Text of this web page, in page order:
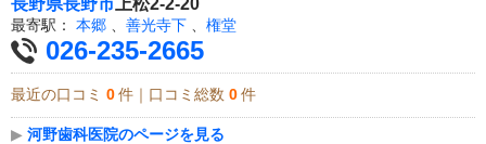
長野県長野市 上松2-2-20
最寄駅： 本郷 善光寺下 権堂
026-235-2665
最近の口コミ 0 件｜口コミ総数 0 件
▶ 河野歯科医院のページを見る